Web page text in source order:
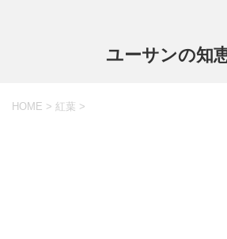
ユーサンの知
HOME > 紅葉 >